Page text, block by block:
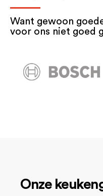
Want gewoon
voor ons niet goed
Onze